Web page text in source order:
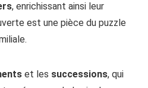
, enrichissant ainsi leur
est une pièce du puzzle
et les successions, qui